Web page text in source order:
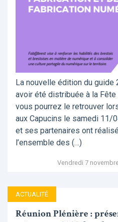
La nouvelle édition du guide
avoir été distribuée à la Fête
vous pourrez le retrouver
aux Capucins le samedi 11/
et ses partenaires ont
l’ensemble des (…)
Vendredi 7
ACTUALITÉ
Réunion Plénière :